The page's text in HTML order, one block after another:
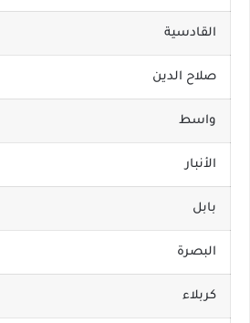
القادسية
صلاح الدين
واسط
الأنبار
بابل
البصرة
كربلاء